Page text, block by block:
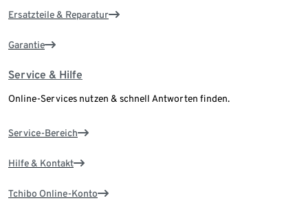
Ersatzteile & Reparatur
Garantie
Service & Hilfe
Online-Services nutzen & schnell Antworten finden.
Service-Bereich
Hilfe & Kontakt
Tchibo Online-Konto